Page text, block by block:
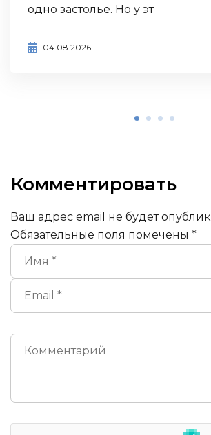
одно застолье. Но у эт
04.08.2026
Комментировать
Ваш адрес email не будет
Обязательные поля помечены *